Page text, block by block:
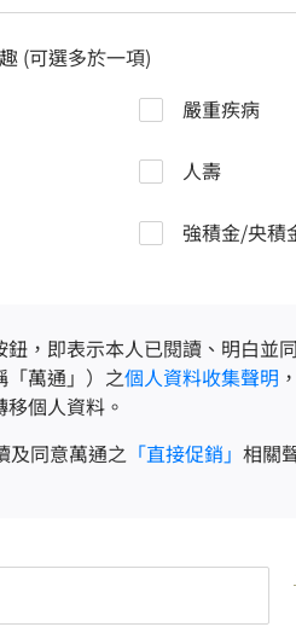
(可選多於一項)
嚴重疾病
人壽
強積金/央積
鈕，即表示本人已閱讀、明白並
「萬通」）之個人資料收集聲明
個人資料。
及同意萬通之「直接促銷」 相關